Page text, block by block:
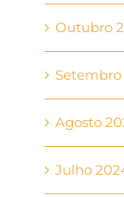
Outubro
Agosto
Julho